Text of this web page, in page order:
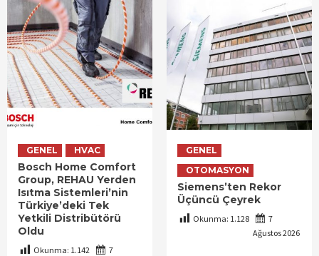
GENEL HVAC
Bosch Home Comfort
Group, REHAU Yerden
Isıtma Sistemleri’nin
Türkiye’deki Tek
Yetkili Distribütörü
Oldu
Okunma: 1.142
7
GENEL
OTOMASYON
Siemens’ten Rekor
Üçüncü Çeyrek
Okunma: 1.128
7
Ağustos 2026